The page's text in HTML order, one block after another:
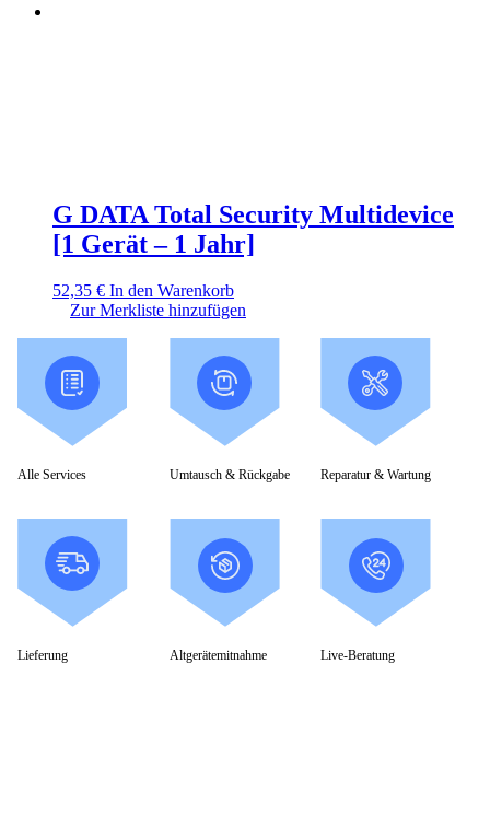
G DATA Total Security Multidevice
[1 Gerät – 1 Jahr]
52,35 € In den Warenkorb
Zur Merkliste hinzufügen
Alle Services Umtausch & Rückgabe Reparatur & Wartung
Lieferung Altgerätemitnahme Live-Beratung